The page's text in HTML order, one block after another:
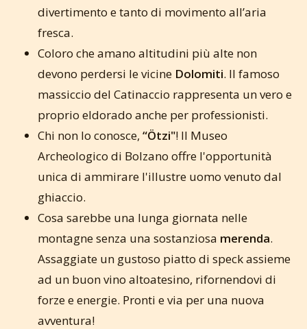
divertimento e tanto di movimento all’aria
fresca.
Coloro che amano altitudini più alte non
devono perdersi le vicine Dolomiti. Il famoso
massiccio del Catinaccio rappresenta un vero e
proprio eldorado anche per professionisti.
Chi non lo conosce, “Ötzi"! Il Museo
Archeologico di Bolzano offre l'opportunità
unica di ammirare l'illustre uomo venuto dal
ghiaccio.
Cosa sarebbe una lunga giornata nelle
montagne senza una sostanziosa merenda.
Assaggiate un gustoso piatto di speck assieme
ad un buon vino altoatesino, rifornendovi di
forze e energie. Pronti e via per una nuova
avventura!